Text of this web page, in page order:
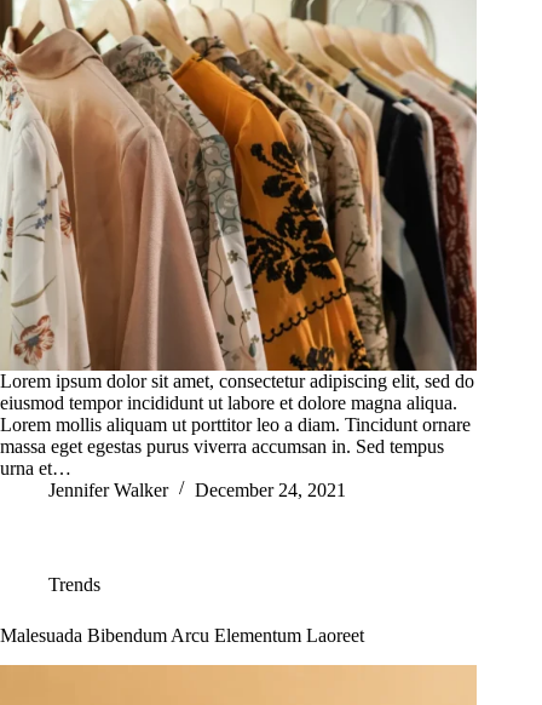
Lorem ipsum dolor sit amet, consectetur adipiscing elit, sed do
eiusmod tempor incididunt ut labore et dolore magna aliqua.
Lorem mollis aliquam ut porttitor leo a diam. Tincidunt ornare
massa eget egestas purus viverra accumsan in. Sed tempus
urna et…
Jennifer Walker
December 24, 2021
Trends
Malesuada Bibendum Arcu Elementum Laoreet